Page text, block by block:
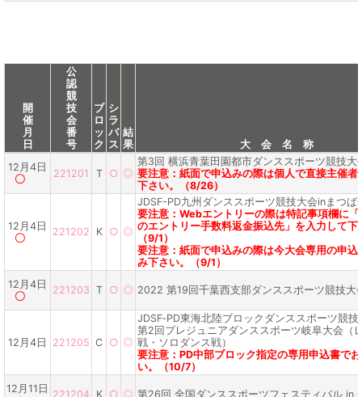
開
催
月
日
公
認
競
技
会
番
号
ブ
ロ
ッ
ク
シ
ラ
バ
ス
結
果
大 会 名 称
12月4日
〇
221201 T ○ ◎
第3回 横浜青葉田園都市ダンススポーツ競技大
要注意：紙面で申込みの際は個人で直接主催者
下さい。（8/26）
12月4日
〇
221202 K ○ ◎
JDSF-PD九州ダンススポーツ競技大会inまつば
要注意：Webエントリーの際は特記事項欄に
のエントリー手数料返金振込先」を入力して下
（9/1）
要注意：紙面で申込みの際は今大会専用の申込
み下さい。（9/1）
12月4日
〇
221203 T ○ ◎ 2022 第19回千葉西支部ダンススポーツ競技大
12月4日 221205 C ○ ◎
JDSF‐PD東海北陸ブロックダンススポーツ競技
第2回プレジュニアダンススポーツ岐阜大会（
戦・ソロダンス戦）
要注意：PD中部ブロック指定の専用申込書で
い。（10/7）
12月11日 221204 K ○ ◎ 第26回 全国ダンススポーツフェスティバル in